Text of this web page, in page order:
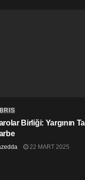
Birliği: Yargının
22 MART 2025